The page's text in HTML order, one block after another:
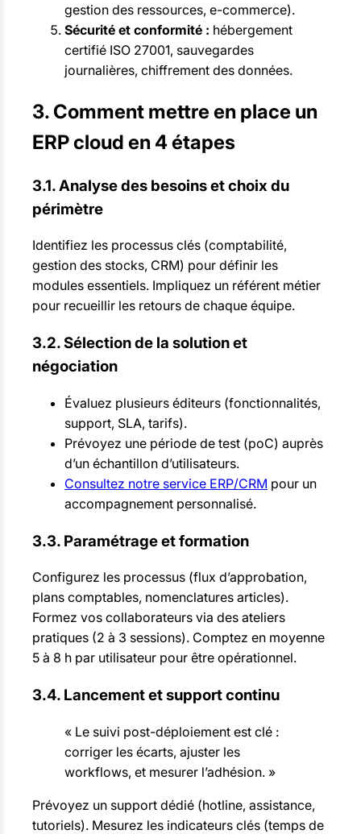
gestion des ressources, e-commerce).
Sécurité et conformité : hébergement
certifié ISO 27001, sauvegardes
journalières, chiffrement des données.
3. Comment mettre en place un
ERP cloud en 4 étapes
3.1. Analyse des besoins et choix du
périmètre
Identifiez les processus clés (comptabilité,
gestion des stocks, CRM) pour définir les
modules essentiels. Impliquez un référent métier
pour recueillir les retours de chaque équipe.
3.2. Sélection de la solution et
négociation
Évaluez plusieurs éditeurs (fonctionnalités,
support, SLA, tarifs).
Prévoyez une période de test (poC) auprès
d’un échantillon d’utilisateurs.
Consultez notre service ERP/CRM pour un
accompagnement personnalisé.
3.3. Paramétrage et formation
Configurez les processus (flux d’approbation,
plans comptables, nomenclatures articles).
Formez vos collaborateurs via des ateliers
pratiques (2 à 3 sessions). Comptez en moyenne
5 à 8 h par utilisateur pour être opérationnel.
3.4. Lancement et support continu
« Le suivi post-déploiement est clé :
corriger les écarts, ajuster les
workflows, et mesurer l’adhésion. »
Prévoyez un support dédié (hotline, assistance,
tutoriels). Mesurez les indicateurs clés (temps de